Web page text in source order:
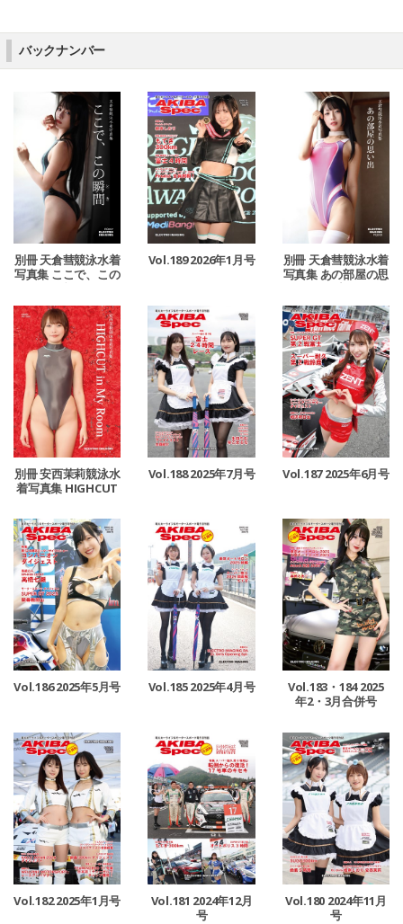
バックナンバー
別冊 天倉彗競泳水着
写真集 ここで、この
瞬間
Vol.189 2026年1月号
別冊 天倉彗競泳水着
写真集 あの部屋の思
い出
別冊 安西茉莉競泳水
着写真集 HIGHCUT
Vol.188 2025年7月号 Vol.187 2025年6月号
Vol.186 2025年5月号 Vol.185 2025年4月号
Vol.183・184 2025
年2・3月合併号
Vol.182 2025年1月号
Vol.181 2024年12月
号
Vol.180 2024年11月
号